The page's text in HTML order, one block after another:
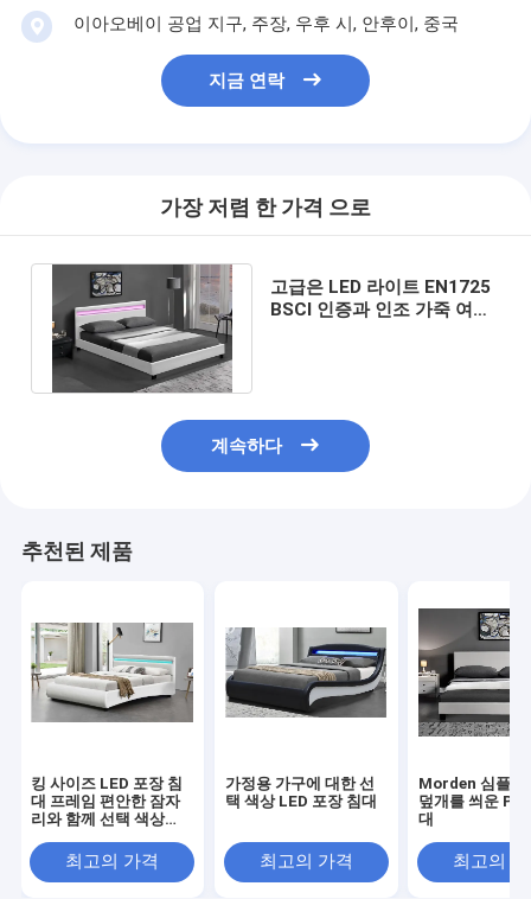
이아오베이 공업 지구, 주장, 우후 시, 안후이, 중국
지금 연락
가장 저렴 한 가격 으로
고급은 LED 라이트 EN1725
BSCI 인증과 인조 가죽 여왕
계속하다
추천된 제품
킹 사이즈 LED 포장 침
대 프레임 편안한 잠자
리와 함께 선택 색상
최고의 가격
가정용 가구에 대한 선
택 색상 LED 포장 침대
최고의 가격
Morden 심플한
덮개를 씌운 PU
대
최고의